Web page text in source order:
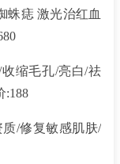
蛛痣 激光治红血
缩毛孔/亮白/祛
:188
质/修复敏感肌肤/